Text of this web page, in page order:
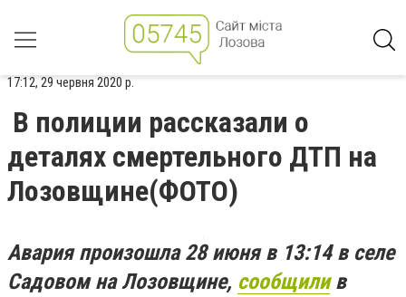
17:12, 29 червня 2020 р.
В полиции рассказали о
деталях смертельного ДТП на
Лозовщине(ФОТО)
Авария произошла 28 июня в 13:14 в селе
Садовом на Лозовщине, сообщилив